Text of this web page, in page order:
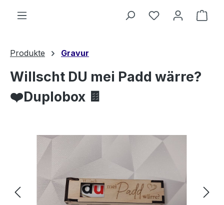
Du hast 0
Produkte Gravur
Willscht DU mei Padd wärre?
❤️Duplobox 🍫
Bildergalerie überspringen